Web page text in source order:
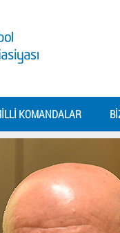
KOMANDALAR